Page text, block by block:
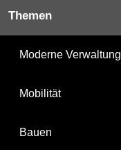
Themen
Moderne Verwaltung
Mobilität
Bauen